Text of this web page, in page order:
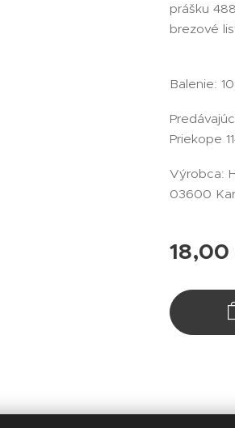
prášku
brezové
Balenie:
Priekope
Výrobca:
03600
18,00